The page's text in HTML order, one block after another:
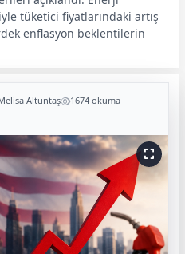
tüketici fiyatlarındaki artış
enflasyon beklentilerin
Altuntaş 1674 okuma